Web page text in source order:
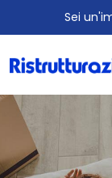
Sei